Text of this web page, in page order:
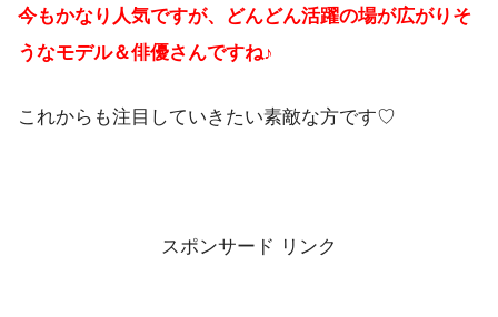
今もかなり人気ですが、どんどん活躍の場が広がりそ
うなモデル＆俳優さんですね♪
これからも注目していきたい素敵な方です♡
スポンサード リンク